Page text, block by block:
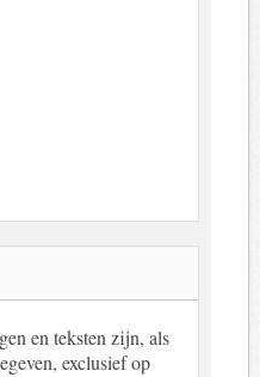
en teksten zijn, als
exclusief op